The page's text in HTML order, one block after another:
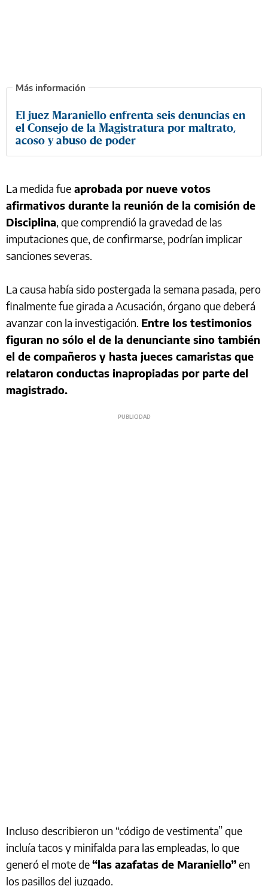
El juez Maraniello enfrenta seis denuncias en
el Consejo de la Magistratura por maltrato,
acoso y abuso de poder
La medida fue aprobada por nueve votos
afirmativos durante la reunión de la comisión de
Disciplina, que comprendió la gravedad de las
imputaciones que, de confirmarse, podrían implicar
sanciones severas.
La causa había sido postergada la semana pasada, pero
finalmente fue girada a Acusación, órgano que deberá
avanzar con la investigación. Entre los testimonios
figuran no sólo el de la denunciante sino también
el de compañeros y hasta jueces camaristas que
relataron conductas inapropiadas por parte del
magistrado.
Incluso describieron un “código de vestimenta” que
incluía tacos y minifalda para las empleadas, lo que
generó el mote de“las azafatas de Maraniello”en
los pasillos del juzgado.